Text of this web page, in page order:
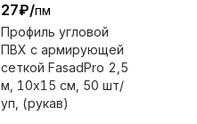
27₽/пм
Профиль угловой
ПВХ с армирующей
сеткой FasadPro 2,5
м, 10х15 см, 50 шт/
уп, (рукав)